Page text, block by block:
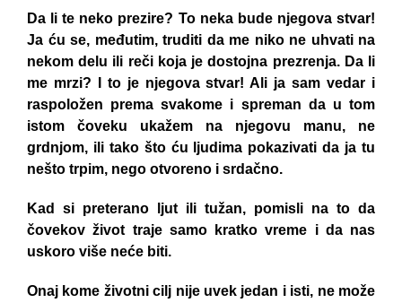
Da li te neko prezire? To neka bude njegova stvar!
Ja ću se, međutim, truditi da me niko ne uhvati na
nekom delu ili reči koja je dostojna prezrenja. Da li
me mrzi? I to je njegova stvar! Ali ja sam vedar i
raspoložen prema svakome i spreman da u tom
istom čoveku ukažem na njegovu manu, ne
grdnjom, ili tako što ću ljudima pokazivati da ja tu
nešto trpim, nego otvoreno i srdačno.
Kad si preterano ljut ili tužan, pomisli na to da
čovekov život traje samo kratko vreme i da nas
uskoro više neće biti.
Onaj kome životni cilj nije uvek jedan i isti, ne može